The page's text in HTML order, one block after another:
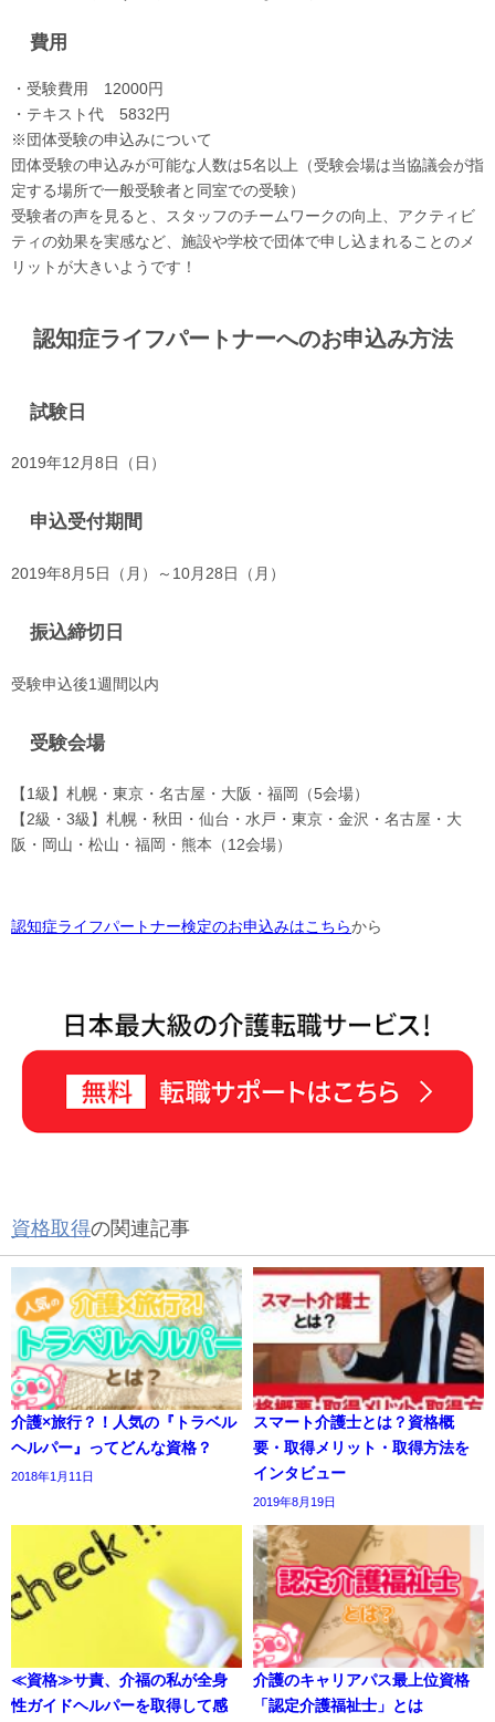
費用
・受験費用 12000円
・テキスト代 5832円
※団体受験の申込みについて
団体受験の申込みが可能な人数は5名以上（受験会場は当協議会が指
定する場所で一般受験者と同室での受験）
受験者の声を見ると、スタッフのチームワークの向上、アクティビ
ティの効果を実感など、施設や学校で団体で申し込まれることのメ
リットが大きいようです！
認知症ライフパートナーへのお申込み方法
試験日
2019年12月8日（日）
申込受付期間
2019年8月5日（月）～10月28日（月）
振込締切日
受験申込後1週間以内
受験会場
【1級】札幌・東京・名古屋・大阪・福岡（5会場）
【2級・3級】札幌・秋田・仙台・水戸・東京・金沢・名古屋・大
阪・岡山・松山・福岡・熊本（12会場）
認知症ライフパートナー検定のお申込みはこちらから
資格取得の関連記事
介護×旅行？！人気の『トラベル
ヘルパー』ってどんな資格？
2018年1月11日
スマート介護士とは？資格概
要・取得メリット・取得方法を
インタビュー
2019年8月19日
≪資格≫サ責、介福の私が全身
性ガイドヘルパーを取得して感
介護のキャリアパス最上位資格
「認定介護福祉士」とは